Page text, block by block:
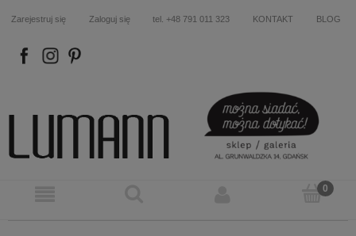
Zarejestruj się Zaloguj się tel. +48 791 011 323 KONTAKT BLOG
FB IN P